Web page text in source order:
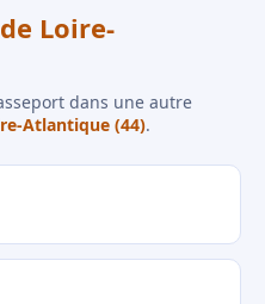
Loire-
dans une autre
Atlantique (44).